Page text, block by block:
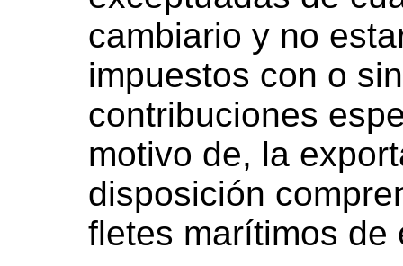
cambiario y no
impuestos con o
contribuciones
motivo de, la
disposición
fletes marítimos de